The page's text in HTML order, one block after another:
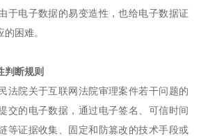
于电子数据的易变造性，也给电子数据证
困难。
判断规则
法院关于互联网法院审理案件若干问题的
交的电子数据，通过电子签名、可信时间
等证据收集、固定和防篡改的技术手段或